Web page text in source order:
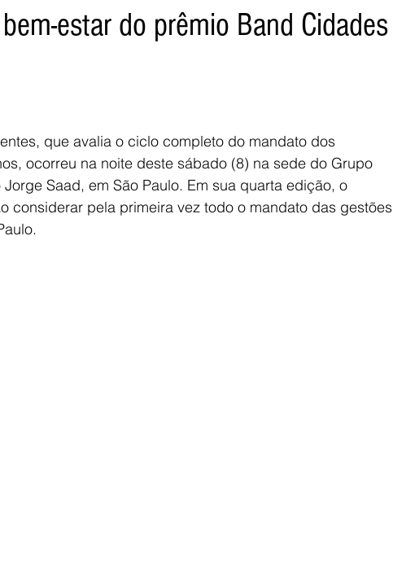
estar do prêmio Band Cidades
que avalia o ciclo completo do mandato dos
ocorreu na noite deste sábado (8) na sede do Grupo
Saad, em São Paulo. Em sua quarta edição, o
considerar pela primeira vez todo o mandato das gestões